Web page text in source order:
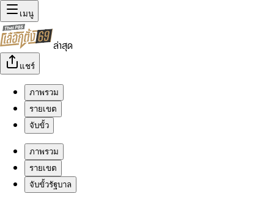
เมนู
ล่าสุด
แชร์
ภาพรวม
รายเขต
จับขั้ว
ภาพรวม
รายเขต
จับขั้วรัฐบาล